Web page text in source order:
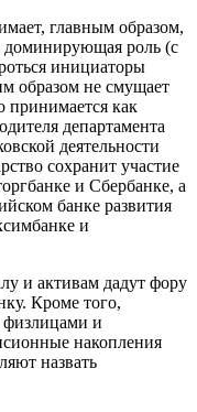
главным образом,
доминирующая роль (с
инициаторы
образом не смущает
принимается как
департамента
деятельности
сохранит участие
и Сбербанке, а
банке развития
и
и активам дадут фору
Кроме того,
физлицами и
накопления
назвать